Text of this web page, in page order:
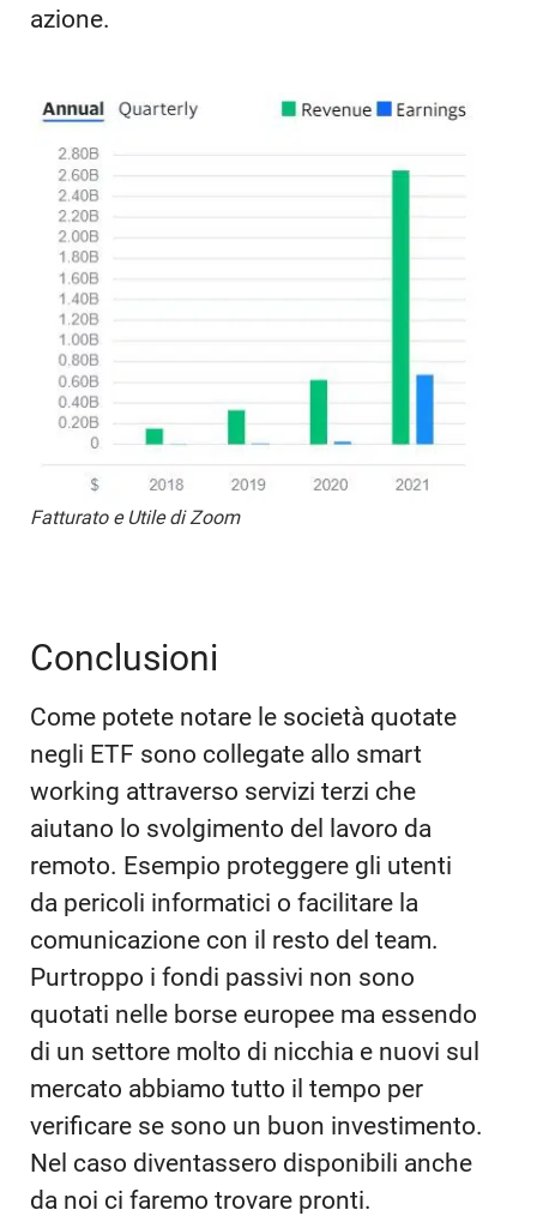
azione.
Fatturato e Utile di Zoom
Conclusioni
Come potete notare le società quotate
negli ETF sono collegate allo smart
working attraverso servizi terzi che
aiutano lo svolgimento del lavoro da
remoto. Esempio proteggere gli utenti
da pericoli informatici o facilitare la
comunicazione con il resto del team.
Purtroppo i fondi passivi non sono
quotati nelle borse europee ma essendo
di un settore molto di nicchia e nuovi sul
mercato abbiamo tutto il tempo per
verificare se sono un buon investimento.
Nel caso diventassero disponibili anche
da noi ci faremo trovare pronti.